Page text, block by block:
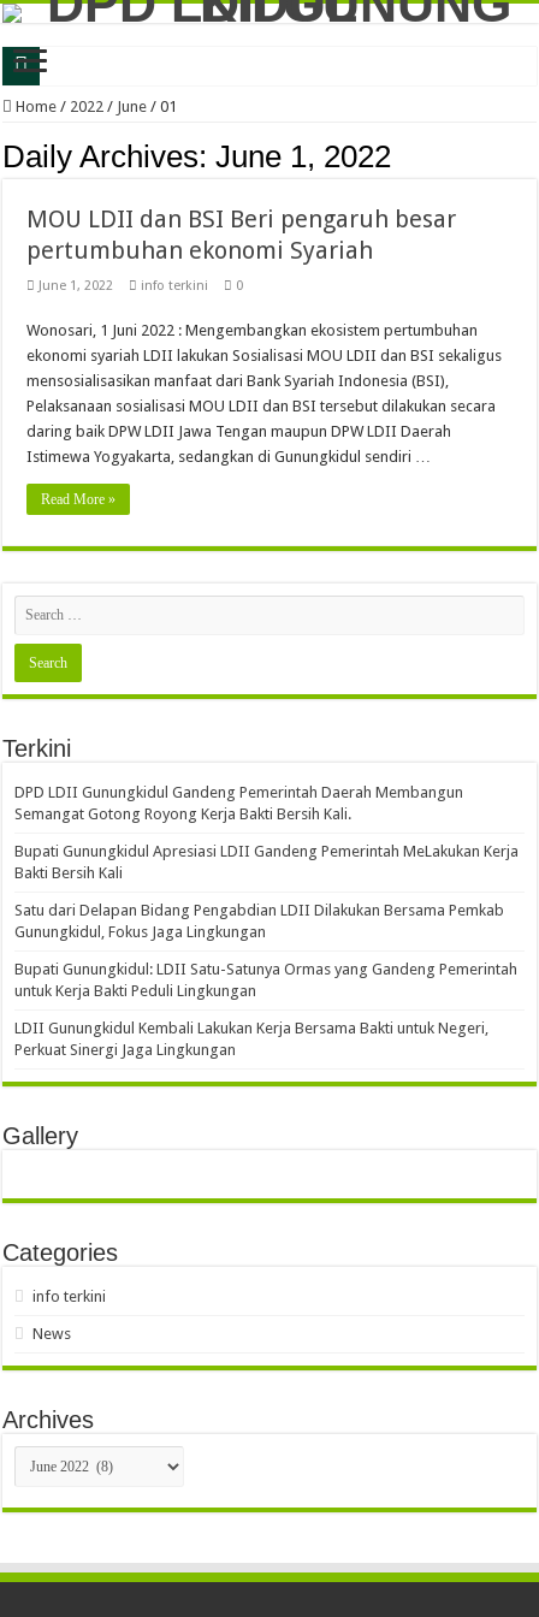
DPD LDII Gunungkidul Gandeng Pemerintah Daerah Membangun Semangat
Bupati Gunungkidul Apresiasi LDII Gandeng Pemerintah MeLakukan Kerja
Bupati Gunungkidul: LDII Satu-Satunya Ormas yang Gandeng Pemerintah
LDII Gunungkidul Kembali Lakukan Kerja Bersama Bakti untuk Negeri,
Latih Jiwa Kritis dan Problem Solving, Generus LDII Gunungkidul Gelar FGD
Perkuat Karakter dan Daya Juang, Ratusan Generasi Muda LDII Gunungkidul
LDII Gunungkidul dan Kejari Perkuat Sinergi, Kesadaran Hukum Jadi Bekal
LDII Gunungkidul Gandeng DLH, Siapkan Gerakan Bakti untuk Negeri 2026
LDII Gunungkidul Ambil Bagian dalam Gerakan Jumat Bersih, Dorong
Home / 2022 / June / 01
Daily Archives:June 1, 2022
MOU LDII dan BSI Beri pengaruh besar
pertumbuhan ekonomi Syariah
June 1, 2022 info terkini 0
Wonosari, 1 Juni 2022 : Mengembangkan ekosistem pertumbuhan
ekonomi syariah LDII lakukan Sosialisasi MOU LDII dan BSI sekaligus
mensosialisasikan manfaat dari Bank Syariah Indonesia (BSI),
Pelaksanaan sosialisasi MOU LDII dan BSI tersebut dilakukan secara
daring baik DPW LDII Jawa Tengan maupun DPW LDII Daerah
Istimewa Yogyakarta, sedangkan di Gunungkidul sendiri …
Read More »
Terkini
DPD LDII Gunungkidul Gandeng Pemerintah Daerah Membangun
Semangat Gotong Royong Kerja Bakti Bersih Kali.
Bupati Gunungkidul Apresiasi LDII Gandeng Pemerintah MeLakukan Kerja
Bakti Bersih Kali ‎
Satu dari Delapan Bidang Pengabdian LDII Dilakukan Bersama Pemkab
Gunungkidul, Fokus Jaga Lingkungan
Bupati Gunungkidul: LDII Satu-Satunya Ormas yang Gandeng Pemerintah
untuk Kerja Bakti Peduli Lingkungan
LDII Gunungkidul Kembali Lakukan Kerja Bersama Bakti untuk Negeri,
Perkuat Sinergi Jaga Lingkungan
Gallery
Categories
info terkini
News
Archives
Archives